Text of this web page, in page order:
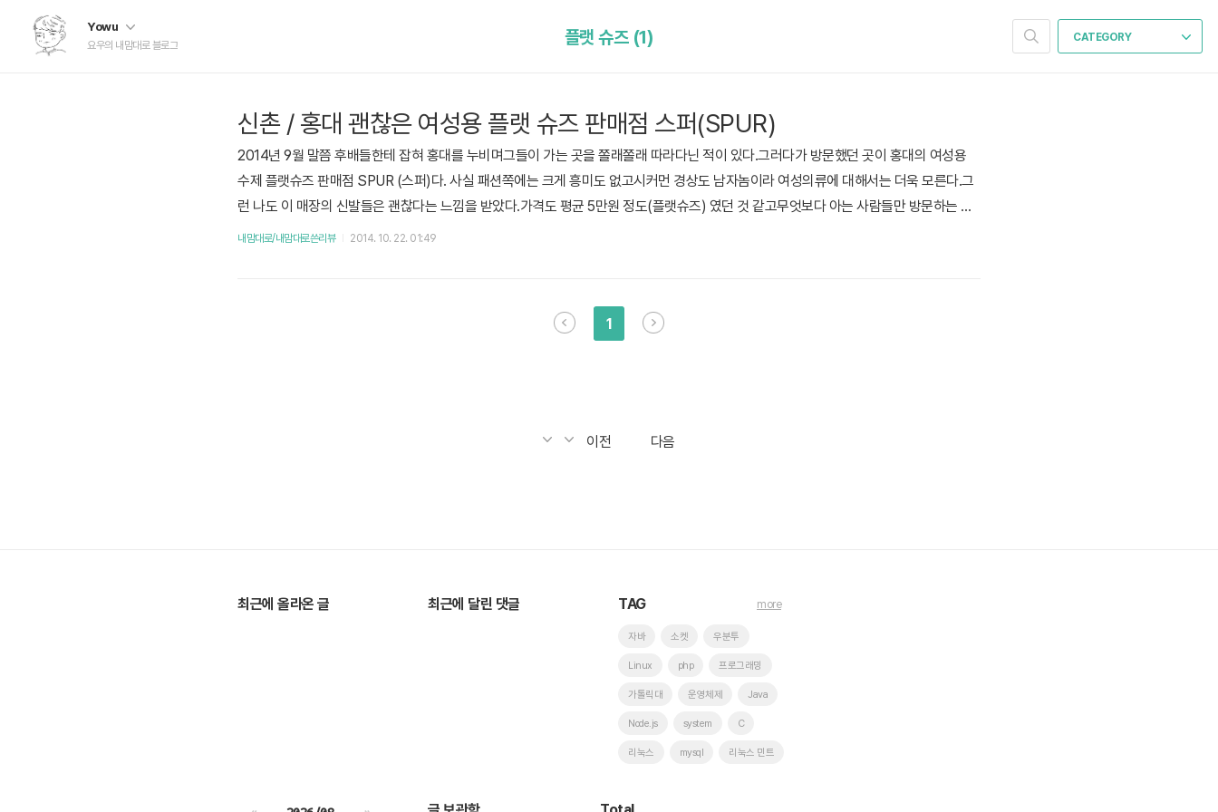
Yowu
요우의 내맘대로 블로그
CATEGORY
플랫 슈즈 (1)
신촌 / 홍대 괜찮은 여성용 플랫 슈즈 판매점 스퍼(SPUR)
2014년 9월 말쯤 후배들한테 잡혀 홍대를 누비며그들이 가는 곳을 쫄래쫄래 따라다닌 적이 있다.그러다가 방문했던 곳이 홍대의 여성용
수제 플랫슈즈 판매점 SPUR (스퍼)다. 사실 패션쪽에는 크게 흥미도 없고시커먼 경상도 남자놈이라 여성의류에 대해서는 더욱 모른다.그
런 나도 이 매장의 신발들은 괜찮다는 느낌을 받았다.가격도 평균 5만원 정도(플랫슈즈) 였던 것 같고무엇보다 아는 사람들만 방문하는 매
장인듯 했다.위치는 아래와 같다. 잘 모르니 그냥 사진만 쭉 나열해보겠다.직접 보고 판단하시기 바란다. 끝
내맘대로/내맘대로쓴리뷰 2014. 10. 22. 01:49
1
이전 다음
최근에 올라온 글 최근에 달린 댓글 TAG
자바 소켓 우분투
Linux php 프로그래밍
가톨릭대 운영체제 Java
Node.js system C
리눅스 mysql 리눅스 민트
more